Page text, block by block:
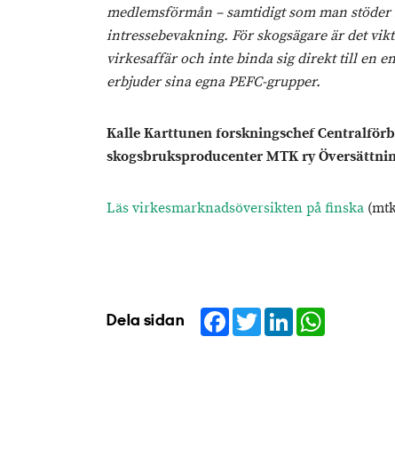
medlemsförmån – samtidigt som man stöder
intressebevakning. För skogsägare är det
virkesaffär och inte binda sig direkt till en
erbjuder sina egna PEFC-grupper.
Kalle Karttunen forskningschef
skogsbruksproducenter MTK ry
Läs virkesmarknadsöversikten på finska
Dela sidan Facebook
TwitterLinkedIn